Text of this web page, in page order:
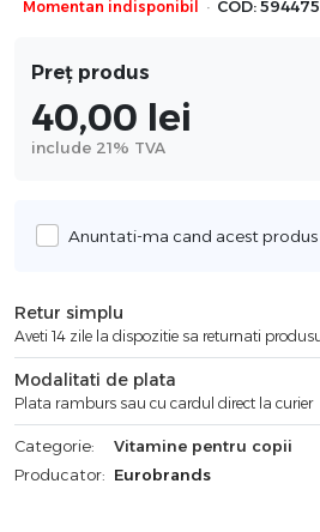
Momentan indisponibil · COD:
Preț produs
40,00 lei
include 21% TVA
Anuntati-ma cand acest produs
Retur simplu
Aveti 14 zile la dispozitie sa returnati
Modalitati de plata
Plata ramburs sau cu cardul direct la curier
Categorie:
Vitamine pentru copii
Producator: Eurobrands